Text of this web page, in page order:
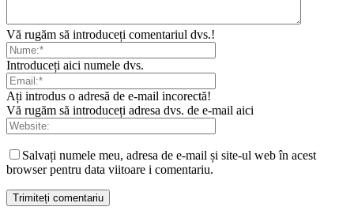
Vă rugăm să introduceți comentariul dvs.!
Introduceți aici numele dvs.
Ați introdus o adresă de e-mail incorectă!
Vă rugăm să introduceți adresa dvs. de e-mail aici
Salvați numele meu, adresa de e-mail și site-ul web în acest
browser pentru data viitoare i comentariu.